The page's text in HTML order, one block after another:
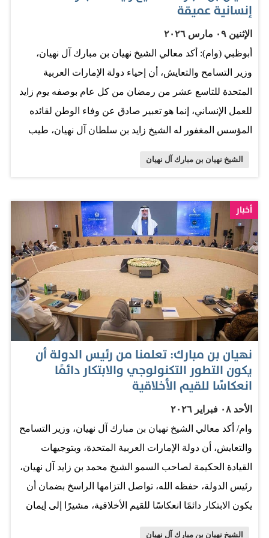
إنسانية عميقة
الإثنين ٠٩ مارس ٢٠٢٦
أبوظبي (وام): أكد معالي الشيخ نهيان بن مبارك آل نهيان،
وزير التسامح والتعايش، أن إحياء دولة الإمارات العربية
المتحدة للتاسع عشر من رمضان من كل عام بوصفه يوم زايد
للعمل الإنساني، إنما هو تعبير صادق عن وفاء الوطن لقائده
المؤسس المغفور له الشيخ زايد بن سلطان آل نهيان، طيب
بن سلطان آل نهيان، طيب الله ثراه، لم يكن قائداً بنى دولةً
حديثة فحسب، بل كان صاحب رسالة إنسانية عميقة، آمن بأن
كرامة الإنسان هي أساس العمران، وأن خير الأوطان يقاس
بقدرتها على خدمة الإنسان وصون كرامته ونشر الخير بين
الناس، وقد جسّد هذا الإيمان في سياساته ومبادراته ومواقفه،
حتى أصبحت دولة الإمارات نموذجاً عالمياً في العمل الإنساني،
وامتدت أياديها البيضاء إلى مختلف أنحاء العالم دون تمييز في
دين أو عرق أو ثقافة. وأضاف معاليه أن هذا النهج الأصيل هو
الذي جعل من دولة الإمارات داراً للأمن والأمان، وموطناً
للتسامح والتراحم، ومكاناً يجد فيه الإنسان الاحترام والطمأنينة
تحتضن على أرضها أكثر من مئتي جنسية يعيشون معاً في
سلام وتعاون، وهو أمر لم يكن ليتحقق لولا القيم الإنسانية…
الشيخ نهيان بن مبارك آل نهيان
أخبار
نهيان بن مبارك: تعلمنا من رئيس الدولة أن
يكون التطور التكنولوجي والابتكار دائمًا
انعكاسًا للقيم الأخلاقية
الأحد ٠٨ فبراير ٢٠٢٦
وام/ أكد معالي الشيخ نهيان بن مبارك آل نهيان، وزير التسامح
والتعايش، أن دولة الإمارات العربية المتحدة، وبتوجيهات
القيادة الحكيمة لصاحب السمو الشيخ محمد بن زايد آل نهيان،
رئيس الدولة، حفظه الله، تواصل التزامها الراسخ بضمان أن
يكون الابتكار دائمًا انعكاسًا للقيم الأخلاقية، مشيرًا إلى إيمان
الشيخ نهيان بن مبارك آل نهيان